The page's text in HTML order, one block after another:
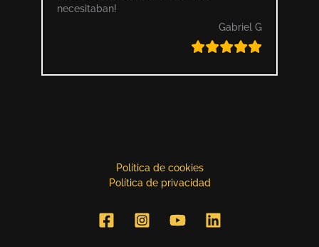
necesitaban!
Gabriel G
Política de cookies
Política de privacidad